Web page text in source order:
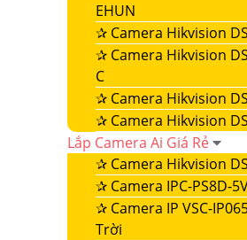
EHUN
✰ Camera Hikvision
✰ Camera Hikvision
C
✰ Camera Hikvision
✰ Camera Hikvision
Lắp Camera Ai Giá Rẻ
✰ Camera Hikvision
✰ Camera IPC-PS8D-
✰ Camera IP VSC-
Trời